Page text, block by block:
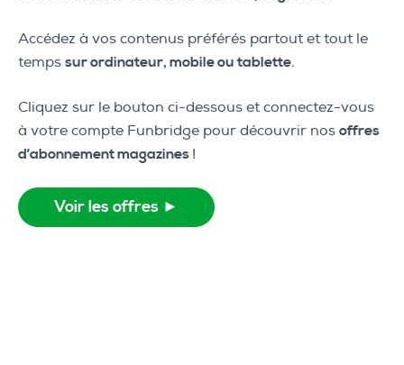
Accédez à vos contenus préférés partout et tout le
temps sur ordinateur, mobile ou tablette.
Cliquez sur le bouton ci-dessous et connectez-vous
à votre compte Funbridge pour découvrir nos offres
d’abonnement magazines !
Voir les offres ►